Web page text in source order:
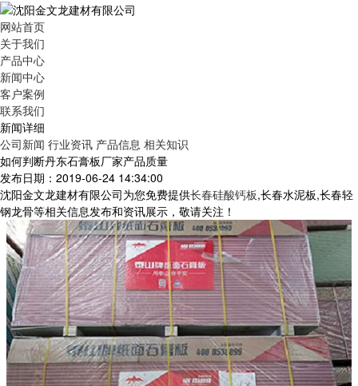
网站首页
关于我们
产品中心
新闻中心
客户案例
联系我们
新闻详细
公司新闻 行业资讯 产品信息 相关知识
如何判断丹东石膏板厂家产品质量
发布日期：2019-06-24 14:34:00
沈阳金文龙建材有限公司为您免费提供长春硅酸钙板,长春水泥板,长春轻
钢龙骨等相关信息发布和资讯展示，敬请关注！